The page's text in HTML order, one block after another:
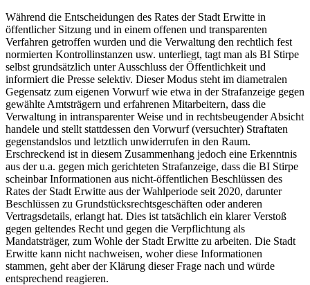
Während die Entscheidungen des Rates der Stadt Erwitte in
öffentlicher Sitzung und in einem offenen und transparenten
Verfahren getroffen wurden und die Verwaltung den rechtlich fest
normierten Kontrollinstanzen usw. unterliegt, tagt man als BI Stirpe
selbst grundsätzlich unter Ausschluss der Öffentlichkeit und
informiert die Presse selektiv. Dieser Modus steht im diametralen
Gegensatz zum eigenen Vorwurf wie etwa in der Strafanzeige gegen
gewählte Amtsträgern und erfahrenen Mitarbeitern, dass die
Verwaltung in intransparenter Weise und in rechtsbeugender Absicht
handele und stellt stattdessen den Vorwurf (versuchter) Straftaten
gegenstandslos und letztlich unwiderrufen in den Raum.
Erschreckend ist in diesem Zusammenhang jedoch eine Erkenntnis
aus der u.a. gegen mich gerichteten Strafanzeige, dass die BI Stirpe
scheinbar Informationen aus nicht-öffentlichen Beschlüssen des
Rates der Stadt Erwitte aus der Wahlperiode seit 2020, darunter
Beschlüssen zu Grundstücksrechtsgeschäften oder anderen
Vertragsdetails, erlangt hat. Dies ist tatsächlich ein klarer Verstoß
gegen geltendes Recht und gegen die Verpflichtung als
Mandatsträger, zum Wohle der Stadt Erwitte zu arbeiten. Die Stadt
Erwitte kann nicht nachweisen, woher diese Informationen
stammen, geht aber der Klärung dieser Frage nach und würde
entsprechend reagieren.